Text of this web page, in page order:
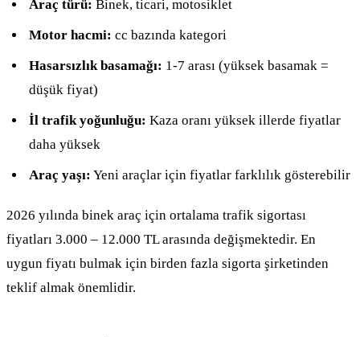
Araç türü: Binek, ticari, motosiklet
Motor hacmi: cc bazında kategori
Hasarsızlık basamağı: 1-7 arası (yüksek basamak =
düşük fiyat)
İl trafik yoğunluğu: Kaza oranı yüksek illerde fiyatlar
daha yüksek
Araç yaşı: Yeni araçlar için fiyatlar farklılık gösterebilir
2026 yılında binek araç için ortalama trafik sigortası
fiyatları 3.000 – 12.000 TL arasında değişmektedir. En
uygun fiyatı bulmak için birden fazla sigorta şirketinden
teklif almak önemlidir.